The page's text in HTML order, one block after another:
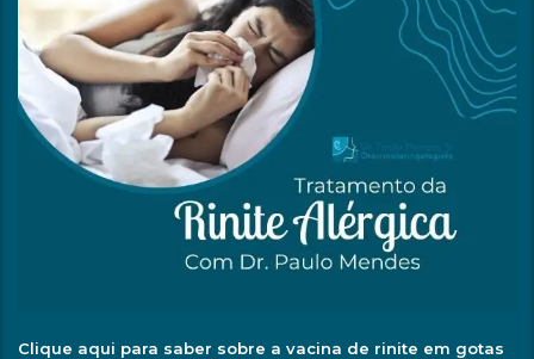
Clique aqui para saber sobre a vacina de rinite em gotas